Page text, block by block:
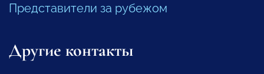
Представители за рубежом
Другие контакты